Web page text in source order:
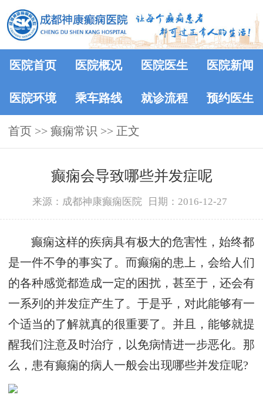
医院首页 医院概况 医院医生 医院新闻
医院环境 乘车路线 就诊流程 预约医生
首页 >> 癫痫常识 >> 正文
癫痫会导致哪些并发症呢
来源：成都神康癫痫医院 日期：2016-12-27
癫痫这样的疾病具有极大的危害性，始终都
是一件不争的事实了。而癫痫的患上，会给人们
的各种感觉都造成一定的困扰，甚至于，还会有
一系列的并发症产生了。于是乎，对此能够有一
个适当的了解就真的很重要了。并且，能够就提
醒我们注意及时治疗，以免病情进一步恶化。那
么，患有癫痫的病人一般会出现哪些并发症呢?